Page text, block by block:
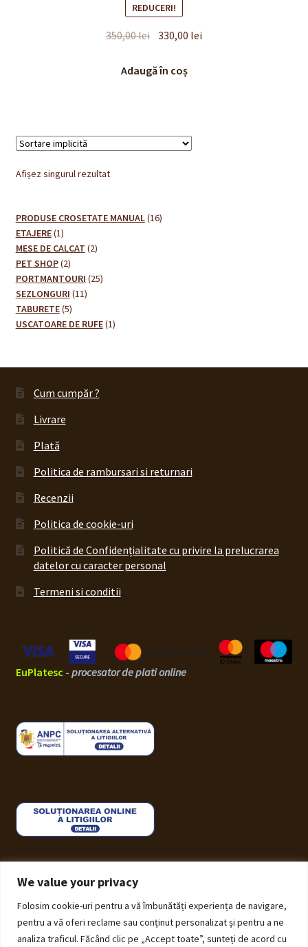
We value your privacy
Folosim cookie-uri pentru a vă îmbunătăți experiența de navigare,
pentru a vă oferi reclame sau conținut personalizat și pentru a ne
analiza traficul. Făcând clic pe „Accept toate”, sunteți de acord cu
REDUCERI!
350,00lei Prețul
a
330,00 lei
Adaugă în coș
Afișez singurul rezultat
PRODUSE CROSETATE MANUAL 1616
ETAJERE 11
produs
MESE DE CALCAT 22
PET SHOP 22
produse
PORTMANTOURI 2525
SEZLONGURI 1111
TABURETE 55
produse
USCATOARE DE RUFE 11
Cum cumpăr ?
Livrare
Plată
Politica de rambursari si returnari
Recenzii
Politica de cookie-uri
Politică de Confidențialitate cu privire la prelucrarea
datelor cu caracter personal
Termeni si conditii
EuPlatesc - procesator de plati online
© ECHOS Furniture 2026
Politică de Confidențialitate cu privire la prelucrarea